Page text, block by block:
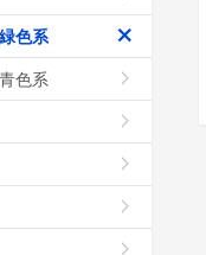
色系
色系